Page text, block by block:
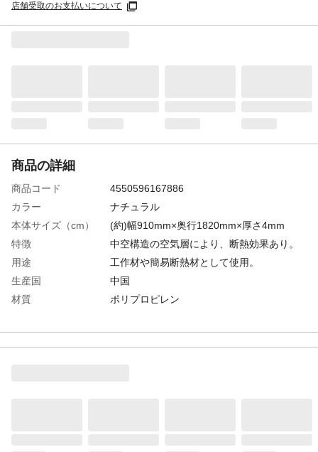
店舗受取のお支払いについて
商品の詳細
商品コード
4550596167886
カラー
ナチュラル
本体サイズ（cm）
(約)幅910mm×奥行1820mm×厚さ4mm
特徴
中空構造の空気層により、断熱効果あり。
用途
工作材や簡易断熱材として使用。
生産国
中国
材質
ポリプロピレン